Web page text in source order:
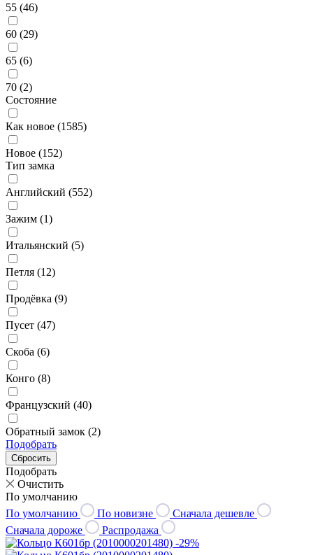
55 (46)
60 (29)
65 (6)
70 (2)
Состояние
Как новое (1585)
Новое (152)
Тип замка
Английский (552)
Зажим (1)
Итальянский (5)
Петля (12)
Продёвка (9)
Пусет (47)
Скоба (6)
Конго (8)
Французский (40)
Обратный замок (2)
Подобрать
Подобрать
Очистить
По умолчанию
По умолчанию
По новизне
Сначала дешевле
Сначала дороже
Распродажа
-29%